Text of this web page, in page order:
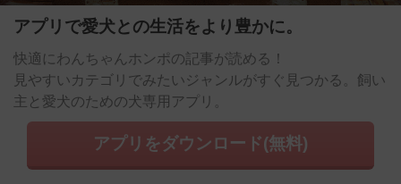
アプリで愛犬との生活をより豊かに。
快適にわんちゃんホンポの記事が読める！
見やすいカテゴリでみたいジャンルがすぐ見つかる。飼い
主と愛犬のための犬専用アプリ。
アプリをダウンロード(無料)